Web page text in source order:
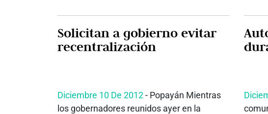
Solicitan a gobierno evitar
recentralización
Diciembre 10 De 2012- Popayán Mientras
los gobernadores reunidos ayer en la